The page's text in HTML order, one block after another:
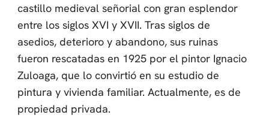
castillo medieval señorial con gran esplendor
entre los siglos XVI y XVII. Tras siglos de
asedios, deterioro y abandono, sus ruinas
fueron rescatadas en 1925 por el pintor Ignacio
Zuloaga, que lo convirtió en su estudio de
pintura y vivienda familiar. Actualmente, es de
propiedad privada.